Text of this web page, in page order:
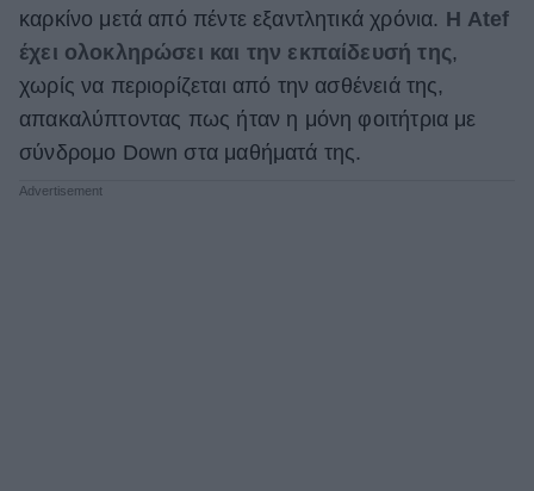
Χωρίς Ταμπέλες
Women's Forum
καρκίνο μετά από πέντε εξαντλητικά χρόνια. Η Atef
έχει ολοκληρώσει και την εκπαίδευσή της,
χωρίς να περιορίζεται από την ασθένειά της,
απακαλύπτοντας πως ήταν η μόνη φοιτήτρια με
σύνδρομο Down στα μαθήματά της.